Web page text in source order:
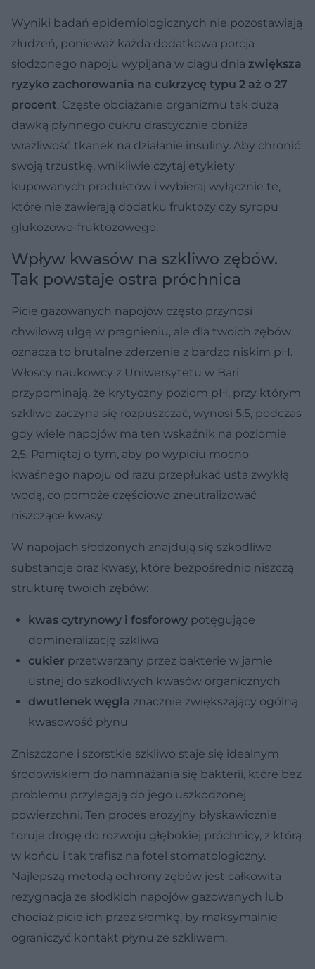
Wyniki badań epidemiologicznych nie pozostawiają
złudzeń, ponieważ każda dodatkowa porcja
słodzonego napoju wypijana w ciągu dnia zwiększa
ryzyko zachorowania na cukrzycę typu 2 aż o 27
procent. Częste obciążanie organizmu tak dużą
dawką płynnego cukru drastycznie obniża
wrażliwość tkanek na działanie insuliny. Aby chronić
swoją trzustkę, wnikliwie czytaj etykiety
kupowanych produktów i wybieraj wyłącznie te,
które nie zawierają dodatku fruktozy czy syropu
glukozowo-fruktozowego.
Wpływ kwasów na szkliwo zębów.
Tak powstaje ostra próchnica
Picie gazowanych napojów często przynosi
chwilową ulgę w pragnieniu, ale dla twoich zębów
oznacza to brutalne zderzenie z bardzo niskim pH.
Włoscy naukowcy z Uniwersytetu w Bari
przypominają, że krytyczny poziom pH, przy którym
szkliwo zaczyna się rozpuszczać, wynosi 5,5, podczas
gdy wiele napojów ma ten wskaźnik na poziomie
2,5. Pamiętaj o tym, aby po wypiciu mocno
kwaśnego napoju od razu przepłukać usta zwykłą
wodą, co pomoże częściowo zneutralizować
niszczące kwasy.
W napojach słodzonych znajdują się szkodliwe
substancje oraz kwasy, które bezpośrednio niszczą
strukturę twoich zębów:
kwas cytrynowy i fosforowy potęgujące
demineralizację szkliwa
cukier przetwarzany przez bakterie w jamie
ustnej do szkodliwych kwasów organicznych
dwutlenek węgla znacznie zwiększający ogólną
kwasowość płynu
Zniszczone i szorstkie szkliwo staje się idealnym
środowiskiem do namnażania się bakterii, które bez
problemu przylegają do jego uszkodzonej
powierzchni. Ten proces erozyjny błyskawicznie
toruje drogę do rozwoju głębokiej próchnicy, z którą
w końcu i tak trafisz na fotel stomatologiczny.
Najlepszą metodą ochrony zębów jest całkowita
rezygnacja ze słodkich napojów gazowanych lub
chociaż picie ich przez słomkę, by maksymalnie
ograniczyć kontakt płynu ze szkliwem.